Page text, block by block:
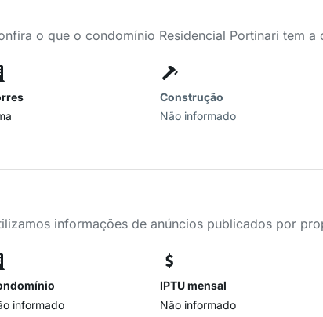
o que o condomínio Residencial Portinari tem a
Construção
Não informado
informações de anúncios publicados por
informado
IPTU mensal
Não informado